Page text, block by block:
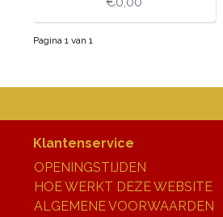
Pagina 1 van 1
Klantenservice
OPENINGSTIJDEN
HOE WERKT DEZE WEBSITE
ALGEMENE VOORWAARDEN